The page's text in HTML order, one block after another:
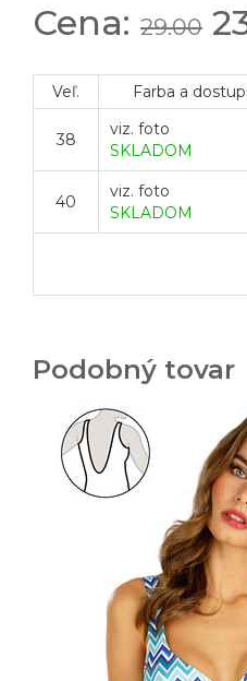
Cena: 29.00
Veľ. Farba a
38
viz. foto
SKLADOM
40
viz. foto
SKLADOM
Podobný tovar